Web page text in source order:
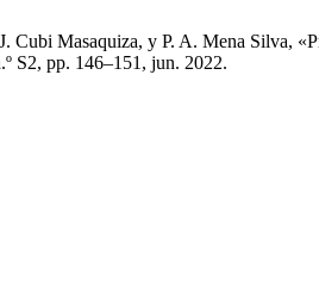
Cubi Masaquiza, y P. A. Mena Silva,
S2, pp. 146–151, jun. 2022.